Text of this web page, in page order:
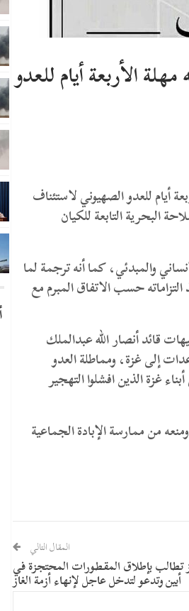
الأربعة أيام للعدو
أيام للعدو الصهيوني لاستئناف
البحرية التابعة للكيان
والمبدئي، كما أنه ترجمة لما
التزاماته حسب الاتفاق المبرم مع
قائد أنصار الله عبدالملك
إلى غزة، ومماطلة العدو
غزة الذين افشلوا التهجير
من ممارسة الإبادة الجماعية
المقال التالي
تطالب بإطلاق المقطورات المحتجزة في
أبين وتدعو لتدخل عاجل لإنهاء أزمة الغاز